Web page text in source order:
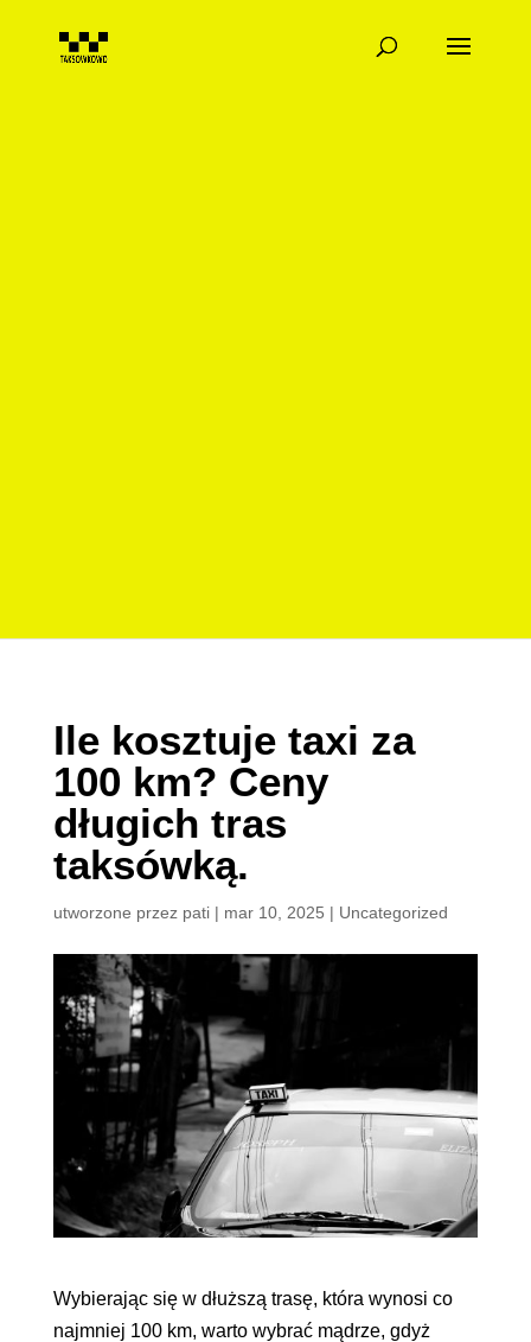
Ile kosztuje taxi za
100 km? Ceny
długich tras
taksówką.
utworzone przez pati| mar 10, 2025 | Uncategorized
Wybierając się w dłuższą trasę, która wynosi co
najmniej 100 km, warto wybrać mądrze, gdyż